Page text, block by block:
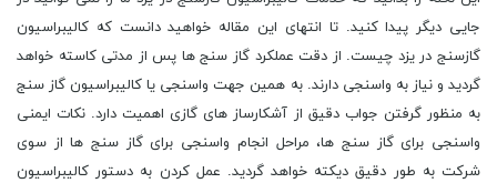
جایی دیگر پیدا کنید. تا انتهای این مقاله خواهید دانست که کالیبراسیون
گازسنج در یزد چیست. از دقت عملکرد گاز سنج ها پس از مدتی کاسته خواهد
گردید و نیاز به واسنجی دارند. به همین جهت واسنجی یا کالیبراسیون گاز سنج
به منظور گرفتن جواب دقیق از آشکارساز های گازی اهمیت دارد. نکات ایمنی
واسنجی برای گاز سنج ها، مراحل انجام واسنجی برای گاز سنج ها از سوی
شرکت به طور دقیق دیکته خواهد گردید. عمل کردن به دستور کالیبراسیون